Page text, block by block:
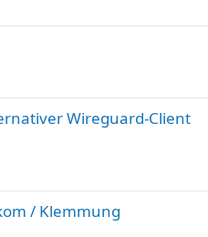
Wireguard-Client
/ Klemmung